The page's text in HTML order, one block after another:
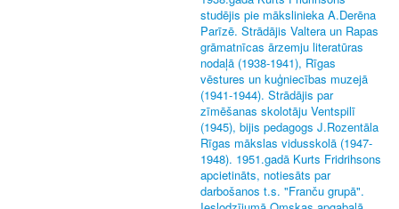
studējis pie mākslinieka A.Derēna
Parīzē. Strādājis Valtera un Rapas
grāmatnīcas ārzemju literatūras
nodaļā (1938-1941), Rīgas
vēstures un kuģniecības muzejā
(1941-1944). Strādājis par
zīmēšanas skolotāju Ventspilī
(1945), bijis pedagogs J.Rozentāla
Rīgas mākslas vidusskolā (1947-
1948). 1951.gadā Kurts Fridrihsons
apcietināts, notiesāts par
darbošanos t.s. "Franču grupā".